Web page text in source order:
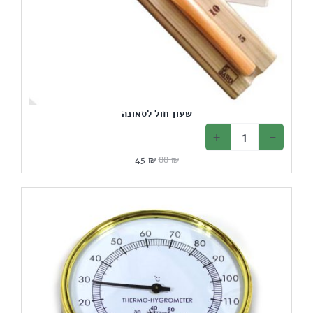
שעון חול לסאונה
88₪
המחיר
המקורי
88 ₪.
45 ₪
המחיר
הנוכחי
45 ₪.